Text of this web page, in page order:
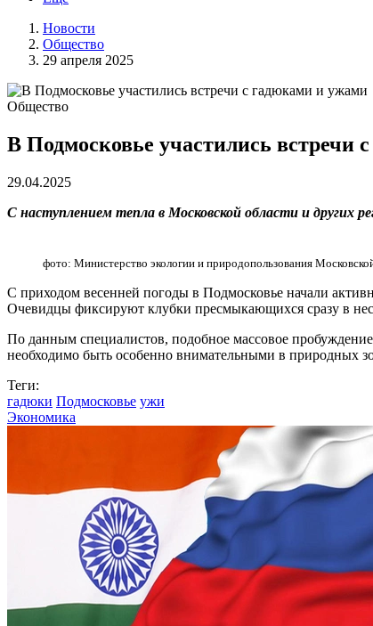
Новости
Общество
29 апреля 2025
Общество
В Подмосковье участились встречи
29.04.2025
С наступлением тепла в Московской области и других
фото: Министерство экологии и природопользования
С приходом весенней погоды в Подмосковье начали
Очевидцы фиксируют клубки пресмыкающихся сразу в
По данным специалистов, подобное массовое
необходимо быть особенно внимательными в природных
Теги:
гадюки Подмосковье ужи
Экономика